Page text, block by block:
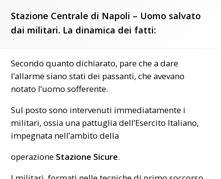
Stazione Centrale di Napoli – Uomo salvato
dai militari. La dinamica dei fatti:
Secondo quanto dichiarato, pare che a dare
l’allarme siano stati dei passanti, che avevano
notato l’uomo sofferente.
Sul posto sono intervenuti immediatamente i
militari, ossia una pattuglia dell’Esercito Italiano,
impegnata nell’ambito della
operazione Stazione Sicure.